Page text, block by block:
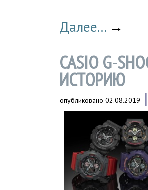
Далее... →
CASIO G-
ИСТОРИЮ
опубликовано 02.08.2019